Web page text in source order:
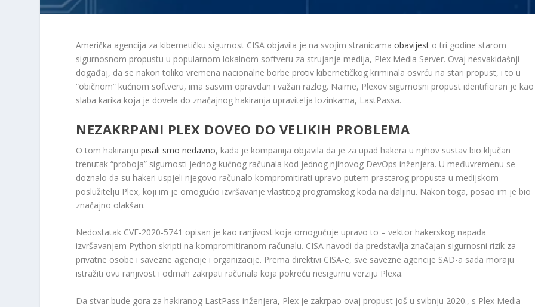
Američka agencija za kibernetičku sigurnost CISA objavila je na svojim stranicamaobavijest o tri godine starom
sigurnosnom propustu u popularnom lokalnom softveru za strujanje medija, Plex Media Server. Ovaj nesvakidašnji
događaj, da se nakon toliko vremena nacionalne borbe protiv kibernetičkog kriminala osvrću na stari propust, i to u
“običnom” kućnom softveru, ima sasvim opravdan i važan razlog. Naime, Plexov sigurnosni propust identificiran je kao
slaba karika koja je dovela do značajnog hakiranja upravitelja lozinkama, LastPassa.
NEZAKRPANI PLEX DOVEO DO VELIKIH PROBLEMA
O tom hakiranjupisali smo nedavno, kada je kompanija objavila da je za upad hakera u njihov sustav bio ključan
trenutak “proboja” sigurnosti jednog kućnog računala kod jednog njihovog DevOps inženjera. U međuvremenu se
doznalo da su hakeri uspjeli njegovo računalo kompromitirati upravo putem prastarog propusta u medijskom
poslužitelju Plex, koji im je omogućio izvršavanje vlastitog programskog koda na daljinu. Nakon toga, posao im je bio
značajno olakšan.
Nedostatak CVE-2020-5741 opisan je kao ranjivost koja omogućuje upravo to – vektor hakerskog napada
izvršavanjem Python skripti na kompromitiranom računalu. CISA navodi da predstavlja značajan sigurnosni rizik za
privatne osobe i savezne agencije i organizacije. Prema direktivi CISA-e, sve savezne agencije SAD-a sada moraju
istražiti ovu ranjivost i odmah zakrpati računala koja pokreću nesigurnu verziju Plexa.
Da stvar bude gora za hakiranog LastPass inženjera, Plex je zakrpao ovaj propust još u svibnju 2020., s Plex Media